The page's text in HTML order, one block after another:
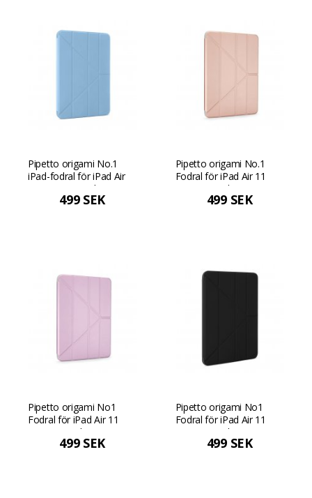
Pipetto origami No.1
iPad-fodral för iPad Air
11 (2024) / iPad Air 10.9
(2022/2020) - Ljusblå
499 SEK
Pipetto origami No.1
Fodral för iPad Air 11
(2024) / iPad Air 10.9
(2022/2020) - Metallisk
499 SEK
Pipetto origami No1
Fodral för iPad Air 11
(2024) / iPad Air 10.9
(2022/2020) - Metallisk
499 SEK
Pipetto origami No1
Fodral för iPad Air 11
(2024) / iPad Air 10.9
(2022/2020) - Svart
499 SEK